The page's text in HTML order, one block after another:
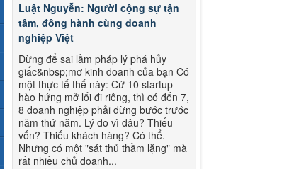
Luật Nguyễn: Người cộng sự tận
tâm, đồng hành cùng doanh
nghiệp Việt
Đừng để sai lầm pháp lý phá hủy
giấc&nbsp;mơ kinh doanh của bạn Có
một thực tế thế này: Cứ 10 startup
hào hứng mở lối đi riêng, thì có đến 7,
8 doanh nghiệp phải dừng bước trước
năm thứ năm. Lý do vì đâu? Thiếu
vốn? Thiếu khách hàng? Có thể.
Nhưng có một "sát thủ thầm lặng" mà
rất nhiều chủ doanh...